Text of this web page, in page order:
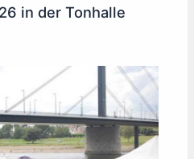
in der Tonhalle